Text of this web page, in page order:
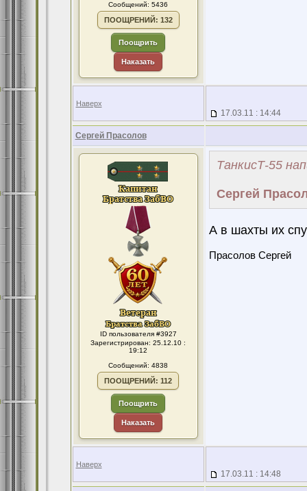
Сообщений: 5436
ПООЩРЕНИЙ: 132
Поощрить
Наказать
Наверх
17.03.11 : 14:44
Сергей Прасолов
ID пользователя #3927
Зарегистрирован: 25.12.10 :
19:12
Сообщений: 4838
ПООЩРЕНИЙ: 112
Поощрить
Наказать
ТанкисТ-55
Сергей
А в шахты их
Прасолов Сергей
Наверх
17.03.11 : 14:48